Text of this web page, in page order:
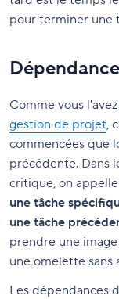
pour terminer une
Comme vous
gestion de projet,
commencées que
précédente. Dans
critique, on
une tâche
une tâche
prendre une
une omelette sans
Les dépendances